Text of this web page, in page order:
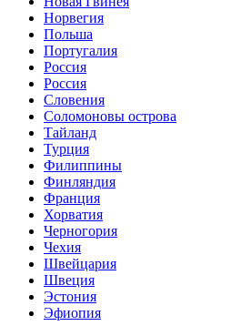
Норвегия
Польша
Португалия
Россия
Россия
Словения
Соломоновы острова
Тайланд
Турция
Филиппины
Финляндия
Франция
Хорватия
Черногория
Чехия
Швейцария
Швеция
Эстония
Эфиопия